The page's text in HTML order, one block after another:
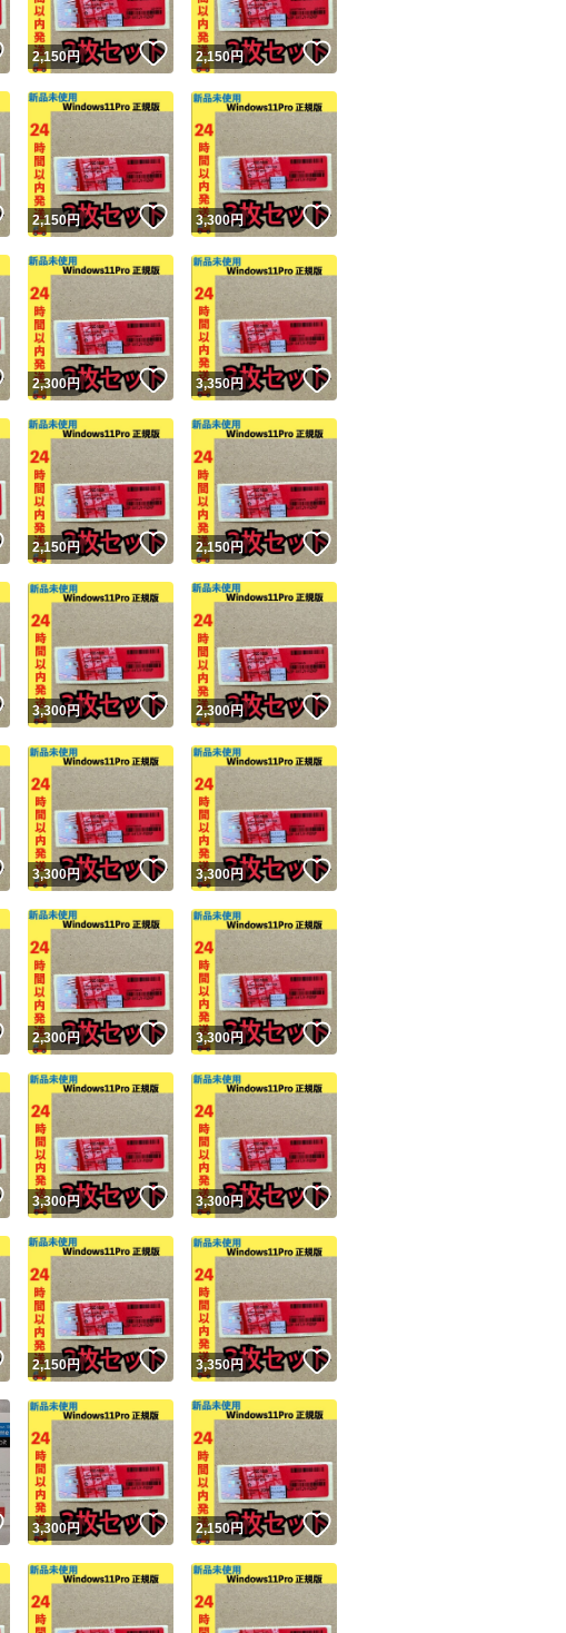
安心取引出品者 Yahoo!フリマの基準をクリアした安心・安全なユーザーです
取引実績
取引実績◯+ このユーザーはYahoo!フリマの取引を完了させた実績がありま
他フリマ実績◯+ このユーザーは他フリマサービスでの取引実績があります
スピード&安心発送
※このバッジは実績に基づく表示であり、発送を保証しているものではありません
スピード＆安心発送
このユーザーは高頻度で24時間以内＆設定した発送日数内に
ます
スピード発送 このユーザーは高頻度で24時間以内に発送しています
安心発送 このユーザーは設定した発送日数内に発送しています
商品画像の無断転載は禁止されています
コピーは1商品につき1回です
出品ページへ
キャンセル
いいね！
2,150円 いいね！
2,150円
いいね！
2,150円 いいね！
3,300円
いいね！
2,300円 いいね！
3,350円
いいね！
2,150円 いいね！
2,150円
いいね！
3,300円 いいね！
2,300円
いいね！
3,300円 いいね！
3,300円
いいね！
2,300円 いいね！
3,300円
いいね！
3,300円 いいね！
3,300円
いいね！
2,150円 いいね！
3,350円
いいね！
3,300円 いいね！
2,150円